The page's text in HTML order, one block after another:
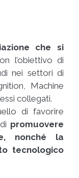
che si
l’obiettivo di
nei settori di
Machine
collegati.
di favorire
promuovere
nonché la
tecnologico